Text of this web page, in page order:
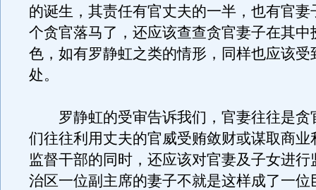
的诞生，其责任有官丈夫的一半，也有官妻
个贪官落马了，还应该查查贪官妻子在其中
色，如有罗静虹之类的情形，同样也应该受
处。
罗静虹的受审告诉我们，官妻往往是贪
们往往利用丈夫的官威受贿敛财或谋取商业
监督干部的同时，还应该对官妻及子女进行
治区一位副主席的妻子不就是这样成了一位